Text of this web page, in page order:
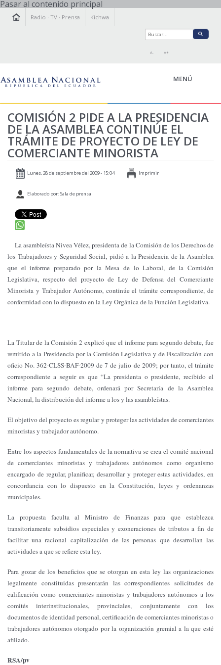
Pasar al contenido principal
Radio ·TV · Prensa Kichwa
A- A+
MENÚ
LA ASAMBLEA
LEGISLAMOS
FISCALIZAMOS
TRANSPARENCIA
PARTICIPACIÓN
RELACIONES INTERNACIONALES
AGENDA
COMISIÓN 2 PIDE A LA PRESIDENCIA
DE LA ASAMBLEA CONTINÚE EL
TRÁMITE DE PROYECTO DE LEY DE
COMERCIANTE MINORISTA
Lunes, 28 de septiembre del 2009 - 15:04 Imprimir
Elaborado por: Sala de prensa
La asambleísta Nivea Vélez, presidenta de la Comisión de los Derechos de
los Trabajadores y Seguridad Social, pidió a la Presidencia de la Asamblea
que el informe preparado por la Mesa de lo Laboral, de la Comisión
Legislativa, respecto del proyecto de Ley de Defensa del Comerciante
Minorista y Trabajador Autónomo, continúe el trámite correspondiente, de
conformidad con lo dispuesto en la Ley Orgánica de la Función Legislativa.
La Titular de la Comisión 2 explicó que el informe para segundo debate, fue
remitido a la Presidencia por la Comisión Legislativa y de Fiscalización con
oficio No. 362-CLSS-BAF-2009 de 7 de julio de 2009; por tanto, el trámite
correspondiente a seguir es que “La presidenta o presidente, recibido el
informe para segundo debate, ordenará por Secretaría de la Asamblea
Nacional, la distribución del informe a los y las asambleístas.
El objetivo del proyecto es regular y proteger las actividades de comerciantes
minoristas y trabajador autónomo.
Entre los aspectos fundamentales de la normativa se crea el comité nacional
de comerciantes minoristas y trabajadores autónomos como organismo
encargado de regular, planificar, desarrollar y proteger estas actividades, en
concordancia con lo dispuesto en la Constitución, leyes y ordenanzas
municipales.
La propuesta faculta al Ministro de Finanzas para que establezca
transitoriamente subsidios especiales y exoneraciones de tributos a fin de
facilitar una racional capitalización de las personas que desarrollan las
actividades a que se refiere esta ley.
Para gozar de los beneficios que se otorgan en esta ley las organizaciones
legalmente constituidas presentarán las correspondientes solicitudes de
calificación como comerciantes minoristas y trabajadores autónomos a los
comités interinstitucionales, provinciales, conjuntamente con los
documentos de identidad personal, certificación de comerciantes minoristas o
trabajadores autónomos otorgado por la organización gremial a la que esté
afiliado.
RSA/pv